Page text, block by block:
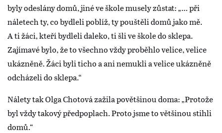
byly odeslány domů, jiné ve škole musely zůstat: „… při
náletech ty, co bydleli poblíž, ty pouštěli domů jako mě.
A ti žáci, kteří bydleli daleko, ti šli ve škole do sklepa.
Zajímavé bylo, že to všechno vždy proběhlo velice, velice
ukázněně. Žáci byli ticho a ani nemukli a velice ukázněně
odcházeli do sklepa.“
Nálety tak Olga Chotová zažila povětšinou doma: „Protože
byl vždy takový předpoplach. Proto jsme to většinou stihli
domů.“